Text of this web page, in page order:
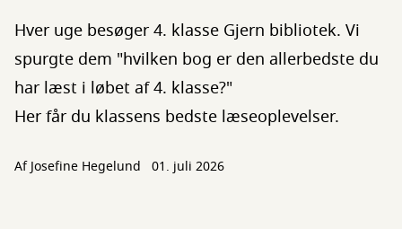
Hver uge besøger 4. klasse Gjern bibliotek. Vi
spurgte dem "hvilken bog er den allerbedste du
har læst i løbet af 4. klasse?"
Her får du klassens bedste læseoplevelser.
AfJosefine Hegelund 01. juli 2026